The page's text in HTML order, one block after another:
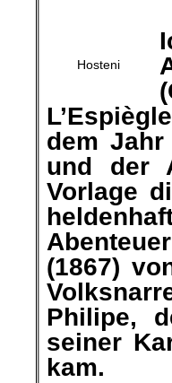
Hosteni
L’Espiègl
dem
und der
Vorlage
(1867)
Philipe,
seiner
kam.